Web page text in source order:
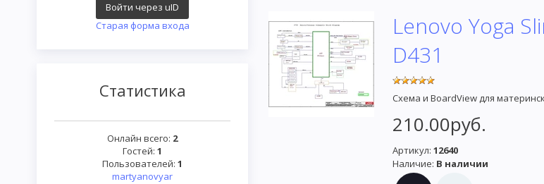
Войти через uID
Старая форма входа
Статистика
Онлайн всего: 2
Гостей: 1
Пользователей: 1
martyanovyar
Lenovo Yoga
D431
Схема и BoardView для
210.00руб.
Артикул: 12640
Наличие: В наличии